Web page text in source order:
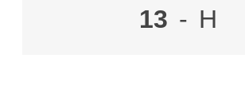
13 - H